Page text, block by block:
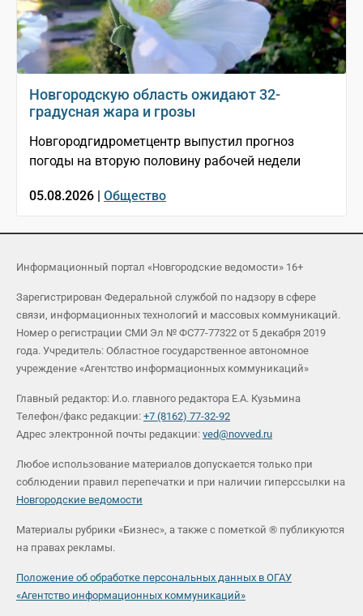
Новгородскую область ожидают 32-
градусная жара и грозы
Новгородгидрометцентр выпустил прогноз
погоды на вторую половину рабочей недели
05.08.2026 | Общество
Информационный портал «Новгородские ведомости» 16+
Зарегистрирован Федеральной службой по надзору в сфере
связи, информационных технологий и массовых коммуникаций.
Номер о регистрации СМИ Эл № ФС77-77322 от 5 декабря 2019
года. Учредитель: Областное государственное автономное
учреждение «Агентство информационных коммуникаций»
Главный редактор: И.о. главного редактора Е.А. Кузьмина
Телефон/факс редакции: +7 (8162) 77-32-92
Адрес электронной почты редакции: ved@novved.ru
Любое использование материалов допускается только при
соблюдении правил перепечатки и при наличии гиперссылки на
Новгородские ведомости
Материалы рубрики «Бизнес», а также с пометкой ® публикуются
на правах рекламы.
Положение об обработке персональных данных в ОГАУ
«Агентство информационных коммуникаций»